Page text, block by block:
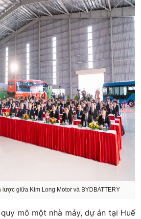
lược giữa Kim Long Motor và BYDBATTERY
mô một nhà máy, dự án tại Huế